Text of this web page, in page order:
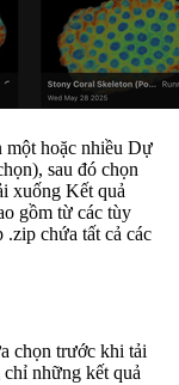
một hoặc nhiều Dự
sau đó chọn
xuống Kết quả
gồm từ các tùy
.zip chứa tất cả các
chọn trước khi tải
những kết quả